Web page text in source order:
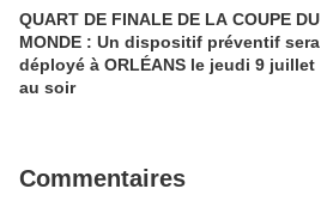
QUART DE FINALE DE LA COUPE DU
MONDE : Un dispositif préventif sera
déployé à ORLÉANS le jeudi 9 juillet
au soir
Commentaires